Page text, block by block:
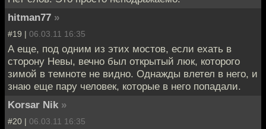
hitman77 »
#19 | 06.03.11 16:35
А еще, под одним из этих мостов, если ехать в
сторону Невы, вечно был открытый люк, которого
зимой в темноте не видно. Однажды влетел в него, и
знаю еще пару человек, которые в него попадали.
Korsar Nik »
#20 | 06.03.11 16:35